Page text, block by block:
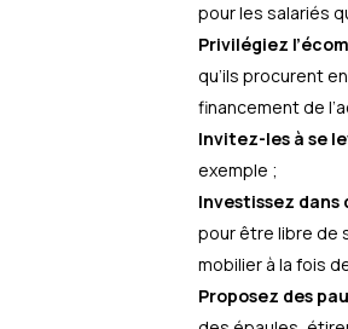
pour les salariés
Privilégiez
qu’ils procurent
financement de
Invitez-les à se
exemple ;
Investissez dans
pour être libre de
mobilier à la fois
Proposez des